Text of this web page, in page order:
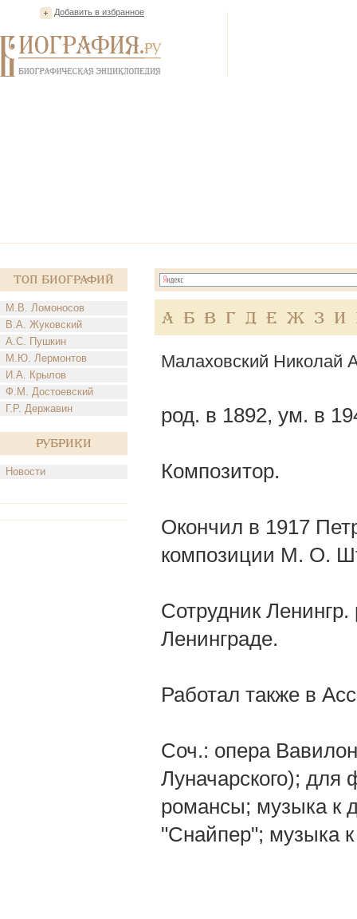
Добавить в избранное
Топ Биографий
М.В. Ломоносов
В.А. Жуковский
А.С. Пушкин
М.Ю. Лермонтов
И.А. Крылов
Ф.М. Достоевский
Г.Р. Державин
Рубрики
Новости
А Б В Г Д Е Ж З И
Малаховский Николай
род. в 1892, ум. в
Композитор.
Окончил в 1917
композиции М. О.
Сотрудник
Ленинграде.
Работал также в
Соч.: опера
Луначарского);
романсы; музыка к
"Снайпер"; музыка